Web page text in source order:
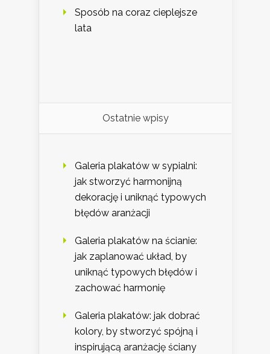
Sposób na coraz cieplejsze
lata
Ostatnie wpisy
Galeria plakatów w sypialni:
jak stworzyć harmonijną
dekorację i uniknąć typowych
błędów aranżacji
Galeria plakatów na ścianie:
jak zaplanować układ, by
uniknąć typowych błędów i
zachować harmonię
Galeria plakatów: jak dobrać
kolory, by stworzyć spójną i
inspirującą aranżację ściany